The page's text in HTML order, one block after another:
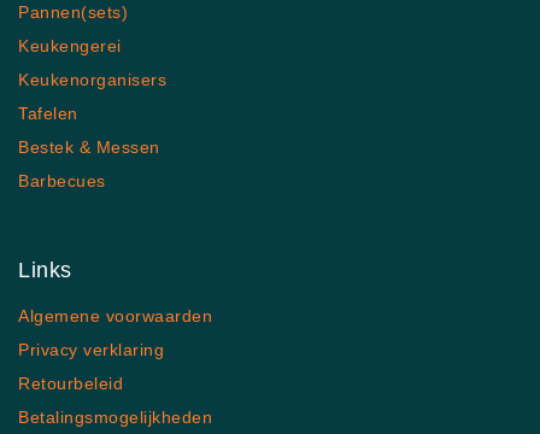
Pannen(sets)
Keukengerei
Keukenorganisers
Tafelen
Bestek & Messen
Barbecues
Links
Algemene voorwaarden
Privacy verklaring
Retourbeleid
Betalingsmogelijkheden